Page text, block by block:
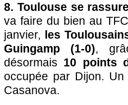
8. Toulouse se
va faire du bien au
janvier, les
Guingamp (1-0),
désormais 10 points
occupée par Dijon.
Casanova.